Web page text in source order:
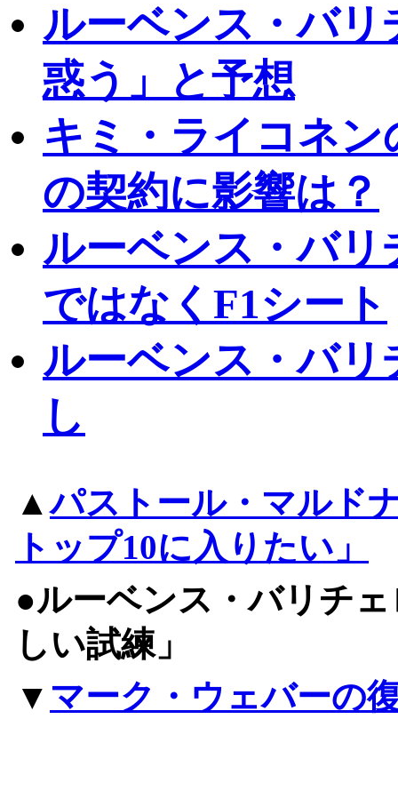
ルーベンス・バ
惑う」と予想
キミ・ライコネ
の契約に影響は？
ルーベンス・バ
ではなくF1シート
ルーベンス・バ
し
▲パストール・マルド
トップ10に入りたい」
●ルーベンス・バリチ
しい試練」
▼ マーク・ウェバーの